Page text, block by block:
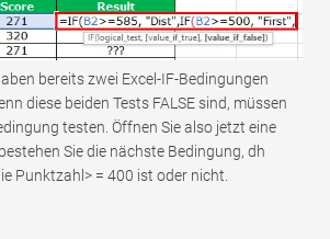
bereits zwei Excel-IF-Bedingungen
diese beiden Tests FALSE sind, müssen
testen. Öffnen Sie also jetzt eine
Sie die nächste Bedingung, dh
Punktzahl> = 400 ist oder nicht.